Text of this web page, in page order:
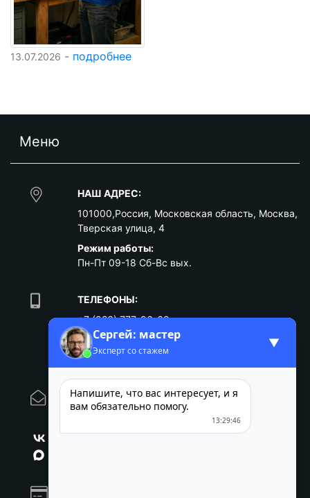
13.07.2026 - подробнее
Меню
НАШ АДРЕС:
101000,Россия, Московская область, Москва,
Тверская улица, 4
Режим работы:
Пн-Пт 09-18 Сб-Вс вых.
ТЕЛЕФОНЫ:
+7 (926) 777-96-62
+7 9021818801
ПОДЕЛИТЬСЯ:
E-MAIL:
Мы Вконтакте
Сергей: мастер
Эксперт со стажем ▼
Напишите, что вас интересует, и я
вам обязательно помогу.
13:29:46